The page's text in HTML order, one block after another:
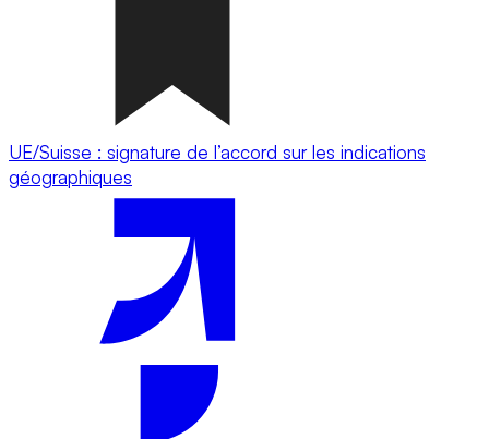
UE/Suisse : signature de l’accord sur les indications
géographiques